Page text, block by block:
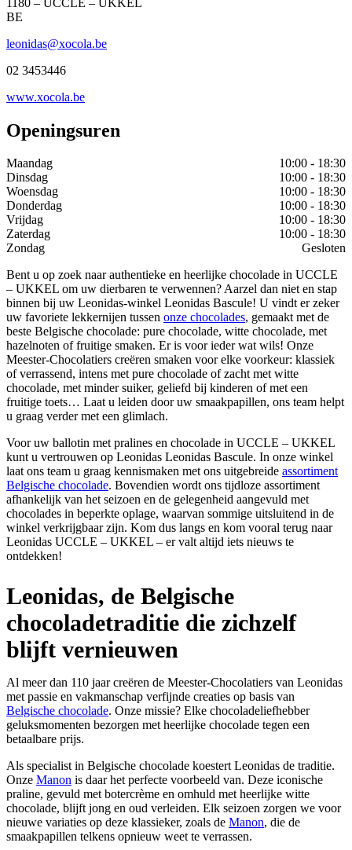
BE
leonidas@xocola.be
02 3453446
www.xocola.be
Openingsuren
Maandag
10:00 - 18:30
Dinsdag
10:00 - 18:30
Woensdag
10:00 - 18:30
Donderdag
10:00 - 18:30
Vrijdag
10:00 - 18:30
Zaterdag
10:00 - 18:30
Zondag
Gesloten
Bent u op zoek naar authentieke en heerlijke chocolade in UCCLE
– UKKEL om uw dierbaren te verwennen? Aarzel dan niet en stap
binnen bij uw Leonidas-winkel Leonidas Bascule! U vindt er zeker
uw favoriete lekkernijen tussen onze chocolades, gemaakt met de
beste Belgische chocolade: pure chocolade, witte chocolade, met
hazelnoten of fruitige smaken. Er is voor ieder wat wils! Onze
Meester-Chocolatiers creëren smaken voor elke voorkeur: klassiek
of verrassend, intens met pure chocolade of zacht met witte
chocolade, met minder suiker, geliefd bij kinderen of met een
fruitige toets… Laat u leiden door uw smaakpapillen, ons team helpt
u graag verder met een glimlach.
Voor uw ballotin met pralines en chocolade in UCCLE – UKKEL
kunt u vertrouwen op Leonidas Leonidas Bascule. In onze winkel
laat ons team u graag kennismaken met ons uitgebreide assortiment
Belgische chocolade. Bovendien wordt ons tijdloze assortiment
afhankelijk van het seizoen en de gelegenheid aangevuld met
chocolades in beperkte oplage, waarvan sommige uitsluitend in de
winkel verkrijgbaar zijn. Kom dus langs en kom vooral terug naar
Leonidas UCCLE – UKKEL – er valt altijd iets nieuws te
ontdekken!
Leonidas, de Belgische
chocoladetraditie die zichzelf
blijft vernieuwen
Al meer dan 110 jaar creëren de Meester-Chocolatiers van Leonidas
met passie en vakmanschap verfijnde creaties op basis van
Belgische chocolade. Onze missie? Elke chocoladeliefhebber
geluksmomenten bezorgen met heerlijke chocolade tegen een
betaalbare prijs.
Als specialist in Belgische chocolade koestert Leonidas de traditie.
Onze Manon is daar het perfecte voorbeeld van. Deze iconische
praline, gevuld met botercrème en omhuld met heerlijke witte
chocolade, blijft jong en oud verleiden. Elk seizoen zorgen we voor
nieuwe variaties op deze klassieker, zoals de Manon, die de
smaakpapillen telkens opnieuw weet te verrassen.